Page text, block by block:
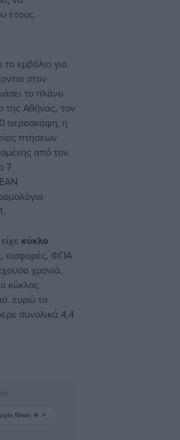
έτους.
εμβόλιο για
στον
το πλάνο
της Αθήνας, τον
αεροσκάφη, η
πτήσεων
από τον
7
κύκλο
εισφορές, ΦΠΑ
χρονιά,
κύκλος
ευρώ το
συνολικά 4,4
News ★ ↗